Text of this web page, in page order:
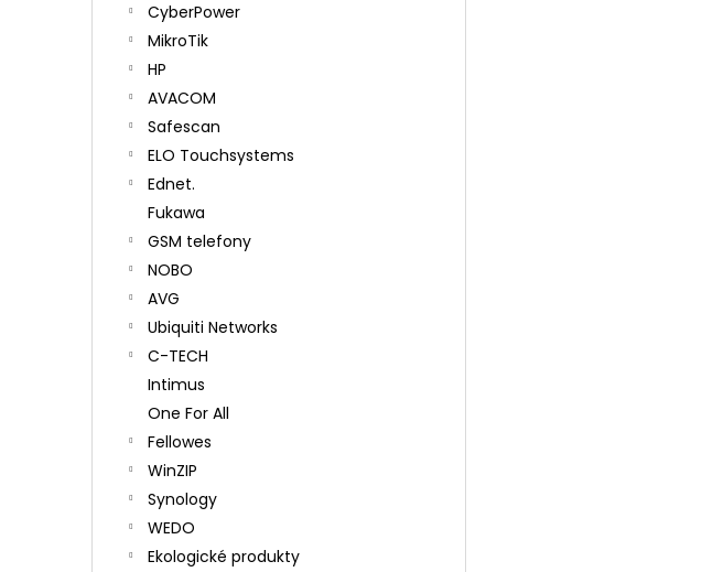
CyberPower
MikroTik
HP
AVACOM
Safescan
ELO Touchsystems
Ednet.
Fukawa
GSM telefony
NOBO
AVG
Ubiquiti Networks
C-TECH
Intimus
One For All
Fellowes
WinZIP
Synology
WEDO
Ekologické produkty